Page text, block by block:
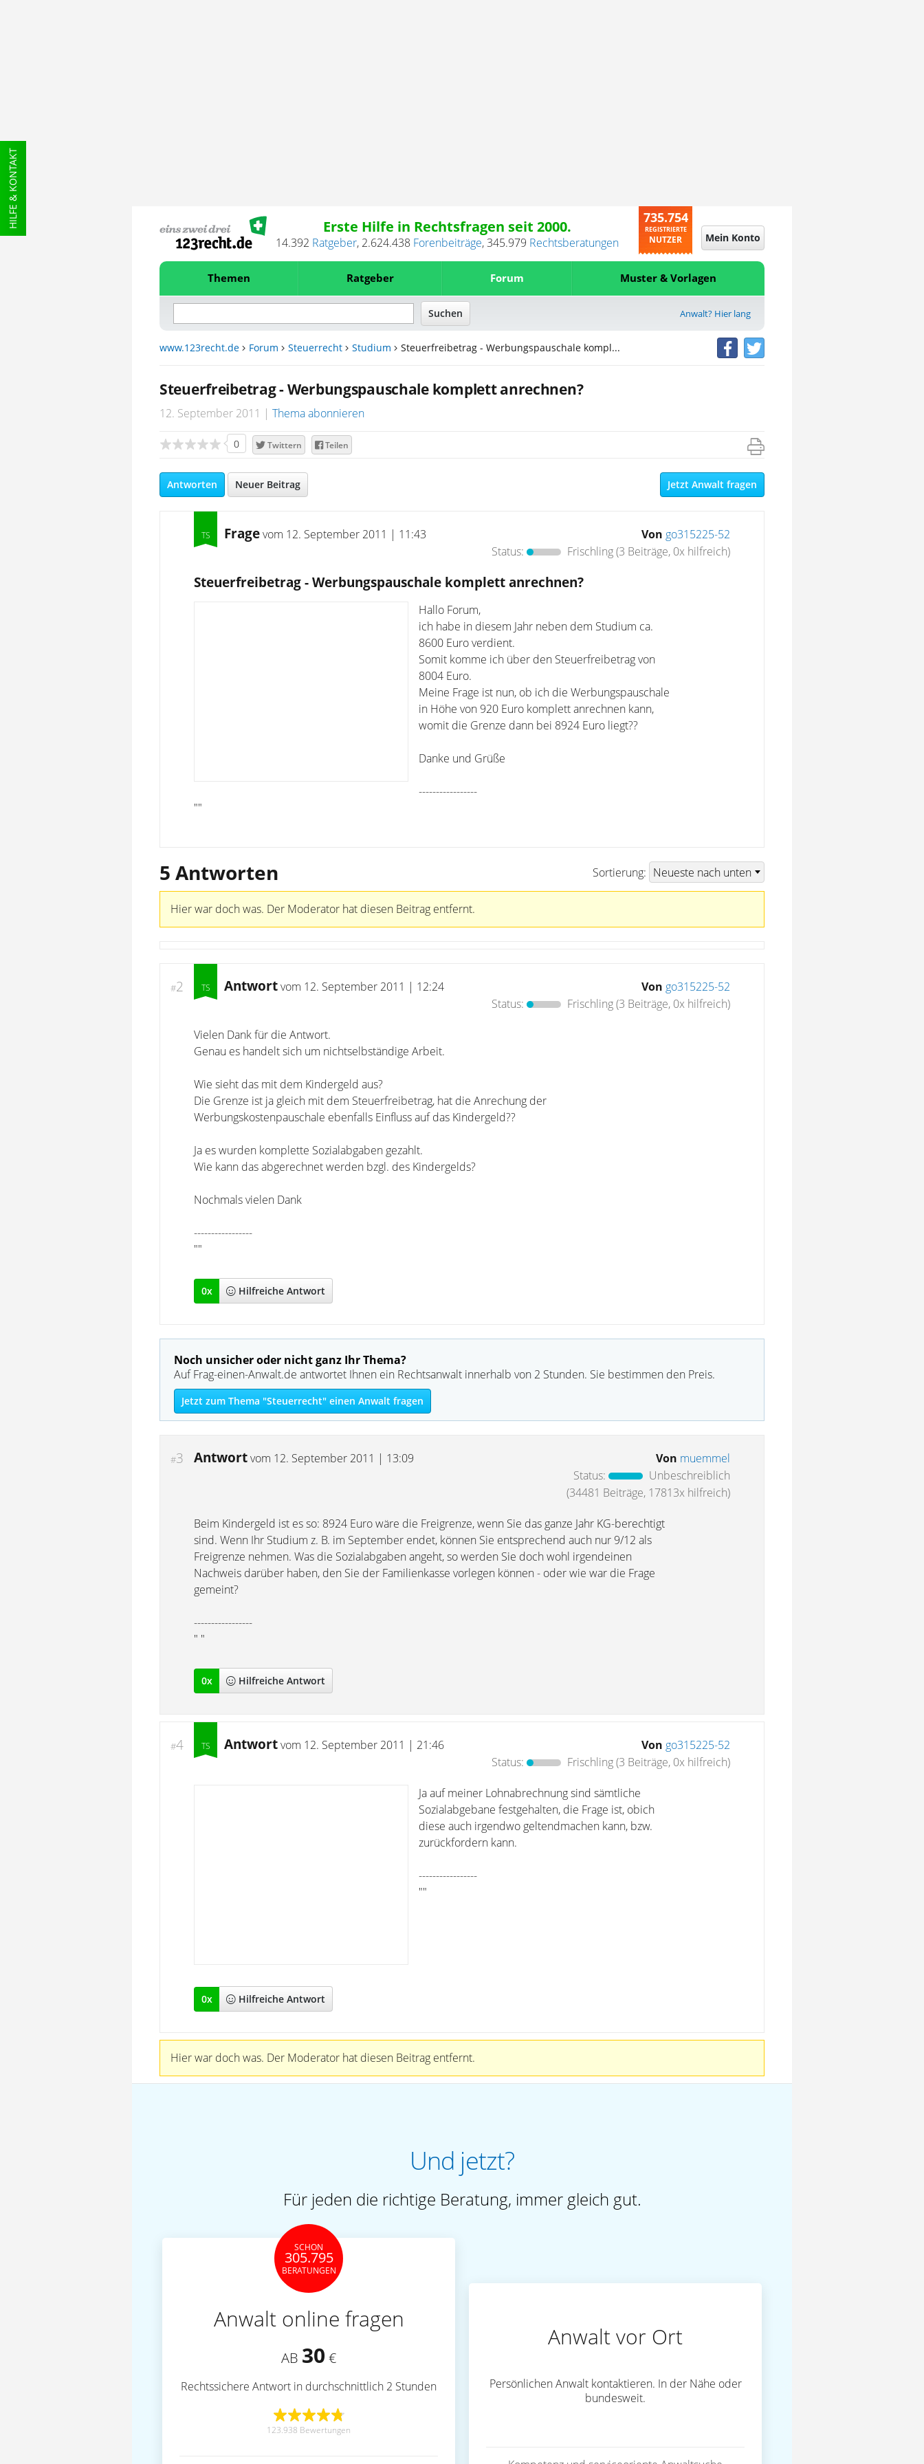
HILFE & KONTAKT Erste Hilfe in Rechtsfragen seit 2000.
14.392 Ratgeber, 2.624.438 Forenbeiträge,345.979 Rechtsberatungen
735.754
REGISTRIERTE
NUTZER Mein Konto
Themen Ratgeber Forum Muster & Vorlagen
Anwalt? Hier lang
www.123recht.de Forum Steuerrecht Studium Steuerfreibetrag - Werbungspauschale kompl...
Steuerfreibetrag - Werbungspauschale komplett anrechnen?
12. September 2011 Thema abonnieren
0 Twittern Teilen
Antworten Neuer Beitrag Jetzt Anwalt fragen
Fragevom 12. September 2011 | 11:43 Von go315225-52
Status:
Frischling(3 Beiträge, 0x hilfreich)
Steuerfreibetrag - Werbungspauschale komplett anrechnen?
Hallo Forum,
ich habe in diesem Jahr neben dem Studium ca.
8600 Euro verdient.
Somit komme ich über den Steuerfreibetrag von
8004 Euro.
Meine Frage ist nun, ob ich die Werbungspauschale
in Höhe von 920 Euro komplett anrechnen kann,
womit die Grenze dann bei 8924 Euro liegt??
Danke und Grüße
-----------------
""
5 Antworten Sortierung:
Hier war doch was. Der Moderator hat diesen Beitrag entfernt.
#2 Antwortvom 12. September 2011 | 12:24 Von go315225-52
Status:
Frischling(3 Beiträge, 0x hilfreich)
Vielen Dank für die Antwort.
Genau es handelt sich um nichtselbständige Arbeit.
Wie sieht das mit dem Kindergeld aus?
Die Grenze ist ja gleich mit dem Steuerfreibetrag, hat die Anrechung der
Werbungskostenpauschale ebenfalls Einfluss auf das Kindergeld??
Ja es wurden komplette Sozialabgaben gezahlt.
Wie kann das abgerechnet werden bzgl. des Kindergelds?
Nochmals vielen Dank
-----------------
""
0x Hilfreiche Antwort
Noch unsicher oder nicht ganz Ihr Thema?
Auf Frag-einen-Anwalt.de antwortet Ihnen ein Rechtsanwalt innerhalb von 2 Stunden. Sie bestimmen den Preis.
Jetzt zum Thema "Steuerrecht" einen Anwalt fragen
#3 Antwortvom 12. September 2011 | 13:09 Von muemmel
Status:
Unbeschreiblich
(34481 Beiträge, 17813x hilfreich)
Beim Kindergeld ist es so: 8924 Euro wäre die Freigrenze, wenn Sie das ganze Jahr KG-berechtigt
sind. Wenn Ihr Studium z. B. im September endet, können Sie entsprechend auch nur 9/12 als
Freigrenze nehmen. Was die Sozialabgaben angeht, so werden Sie doch wohl irgendeinen
Nachweis darüber haben, den Sie der Familienkasse vorlegen können - oder wie war die Frage
gemeint?
-----------------
" "
0x Hilfreiche Antwort
#4 Antwortvom 12. September 2011 | 21:46 Von go315225-52
Status:
Frischling(3 Beiträge, 0x hilfreich)
Ja auf meiner Lohnabrechnung sind sämtliche
Sozialabgebane festgehalten, die Frage ist, obich
diese auch irgendwo geltendmachen kann, bzw.
zurückfordern kann.
-----------------
""
0x Hilfreiche Antwort
Hier war doch was. Der Moderator hat diesen Beitrag entfernt.
Und jetzt?
Für jeden die richtige Beratung, immer gleich gut.
SCHON
305.795
BERATUNGEN
Anwalt online fragen
AB 30 €
Rechtssichere Antwort in durchschnittlich 2 Stunden
123.938 Bewertungen
Anwalt vor Ort
Persönlichen Anwalt kontaktieren. In der Nähe oder
bundesweit.